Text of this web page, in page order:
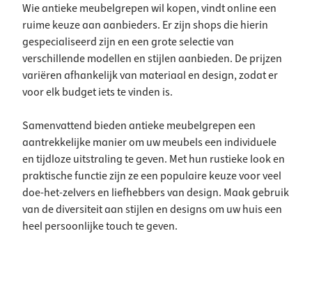
Wie antieke meubelgrepen wil kopen, vindt online een
ruime keuze aan aanbieders. Er zijn shops die hierin
gespecialiseerd zijn en een grote selectie van
verschillende modellen en stijlen aanbieden. De prijzen
variëren afhankelijk van materiaal en design, zodat er
voor elk budget iets te vinden is.
Samenvattend bieden antieke meubelgrepen een
aantrekkelijke manier om uw meubels een individuele
en tijdloze uitstraling te geven. Met hun rustieke look en
praktische functie zijn ze een populaire keuze voor veel
doe-het-zelvers en liefhebbers van design. Maak gebruik
van de diversiteit aan stijlen en designs om uw huis een
heel persoonlijke touch te geven.